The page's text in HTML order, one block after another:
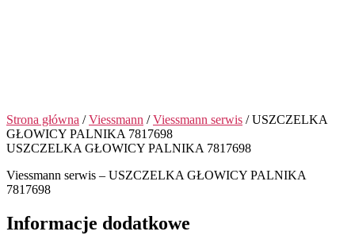
Strona główna /Viessmann /Viessmann serwis / USZCZELKA
GŁOWICY PALNIKA 7817698
USZCZELKA GŁOWICY PALNIKA 7817698
Viessmann serwis – USZCZELKA GŁOWICY PALNIKA
7817698
Informacje dodatkowe